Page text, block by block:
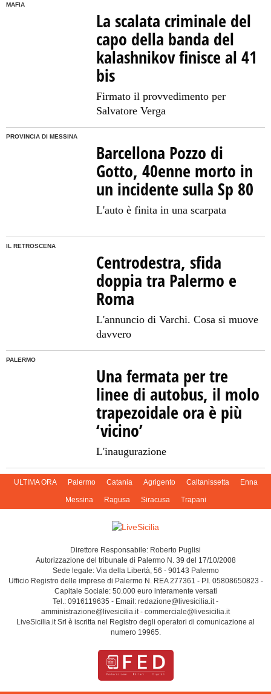
MAFIA
La scalata criminale del
capo della banda del
kalashnikov finisce al 41
bis
Firmato il provvedimento per
Salvatore Verga
PROVINCIA DI MESSINA
Barcellona Pozzo di
Gotto, 40enne morto in
un incidente sulla Sp 80
L'auto è finita in una scarpata
IL RETROSCENA
Centrodestra, sfida
doppia tra Palermo e
Roma
L'annuncio di Varchi. Cosa si muove
davvero
PALERMO
Una fermata per tre
linee di autobus, il molo
trapezoidale ora è più
‘vicino’
L'inaugurazione
ULTIMA ORA Palermo Catania Agrigento Caltanissetta Enna
Messina Ragusa Siracusa Trapani
Direttore Responsabile: Roberto Puglisi
Autorizzazione del tribunale di Palermo N. 39 del 17/10/2008
Sede legale: Via della Libertà, 56 - 90143 Palermo
Ufficio Registro delle imprese di Palermo N. REA 277361 - P.I. 05808650823 -
Capitale Sociale: 50.000 euro interamente versati
Tel.: 0916119635 - Email: redazione@livesicilia.it -
amministrazione@livesicilia.it - commerciale@livesicilia.it
LiveSicilia.it Srl è iscritta nel Registro degli operatori di comunicazione al
numero 19965.